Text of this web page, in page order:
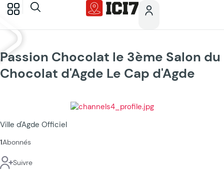
Passion Chocolat le 3ème Salon du
Chocolat d'Agde Le Cap d'Agde
Ville d'Agde Officiel
1Abonnés
Suivre